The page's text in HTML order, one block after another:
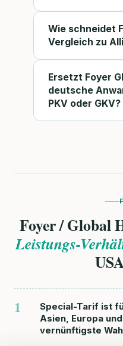
Wie schneidet
Vergleich zu
Ersetzt Foyer
deutsche
PKV oder GKV?
Foyer / Global
Leistungs-
1
Special-Tarif ist
Asien, Europa
vernünftigste Wahl